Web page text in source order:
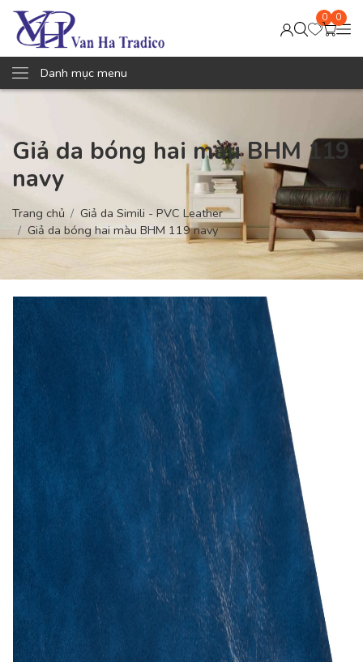
0 0
Danh mục menu
Giả da bóng hai màu BHM 119
navy
Trang chủ
Giả da Simili - PVC Leather
Giả da bóng hai màu BHM 119 navy